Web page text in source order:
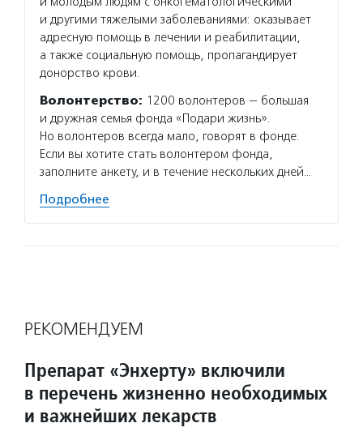
и другими тяжелыми заболеваниями: оказывает
адресную помощь в лечении и реабилитации,
а также социальную помощь, пропагандирует
донорство крови.
Волонтерство: 1200 волонтеров — большая
и дружная семья фонда «Подари жизнь».
Но волонтеров всегда мало, говорят в фонде.
Если вы хотите стать волонтером фонда,
заполните анкету, и в течение нескольких дней…
Подробнее
РЕКОМЕНДУЕМ
Препарат «Энхерту» включили
в перечень жизненно необходимых
и важнейших лекарств